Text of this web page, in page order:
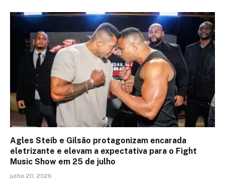
Agles Steib e Gilsão protagonizam encarada
eletrizante e elevam a expectativa para o Fight
Music Show em 25 de julho
julho 20, 2026